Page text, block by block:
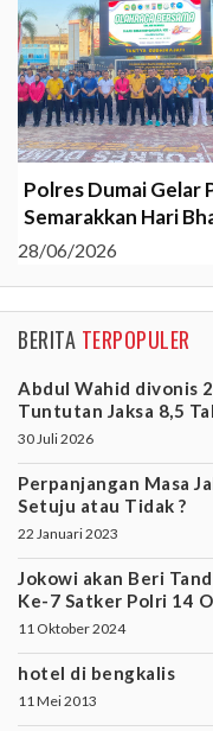
Polres Dumai Gelar
Semarakkan Hari
28/06/2026
BERITA TERPOPULER
Abdul Wahid divonis
Tuntutan Jaksa 8,5
30 Juli 2026
Perpanjangan Masa
Setuju atau Tidak ?
22 Januari 2023
Jokowi akan Beri
Ke-7 Satker Polri 14
11 Oktober 2024
hotel di bengkalis
11 Mei 2013